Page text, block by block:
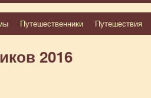
Путешественники Путешествия
2016